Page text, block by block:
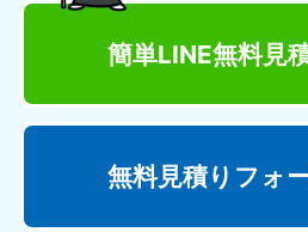
簡単LINE無料見
無料見積りフォ